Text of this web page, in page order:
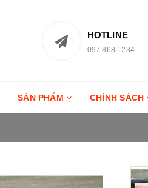
HOTLINE
097.868.1234
SẢN PHẨM CHÍNH SÁCH